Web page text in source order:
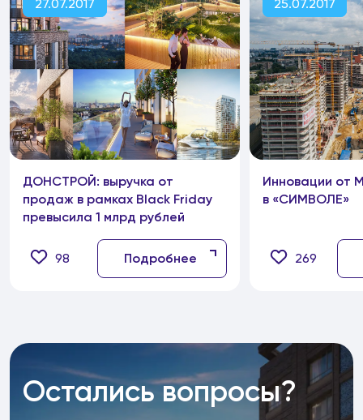
27.07.2017
ДОНСТРОЙ: выручка от
продаж в рамках Black Friday
превысила 1 млрд рублей
98 Подробнее
25.07.2017
Инновации от
в «СИМВОЛЕ»
269
Остались вопросы?